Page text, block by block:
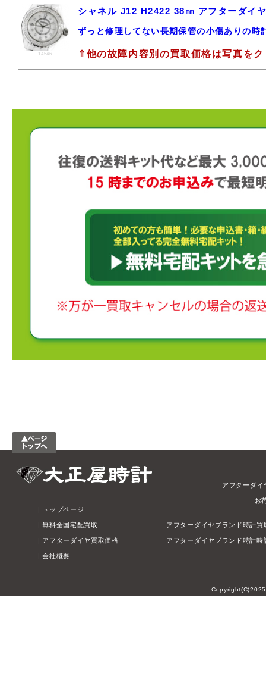
14546
シャネル J12 H2422 38㎜ アフターダイ
ずっと修理してない長期保管の小傷ありの時
⇑他の故障内容別の買取価格は写真を
トップページ
|無料全国宅配買取
アフターダイヤ買取価格
|会社概要
アフターダイ
お
アフターダイヤブランド時計買
アフターダイヤブランド時計時
-